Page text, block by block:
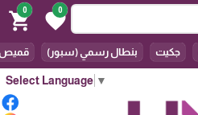
Select Language ▼
0
favorite
0
shopping_cart
جكيت بنطال رسمي (سبور)